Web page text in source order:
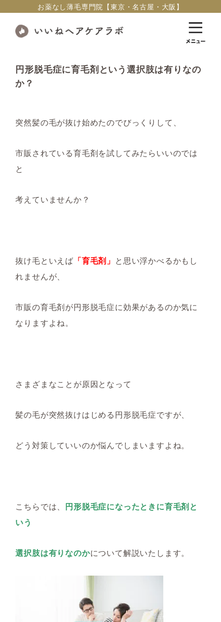
お薬なし薄毛専門院【東京・名古屋・大阪】
円形脱毛症に育毛剤という選択肢は有りなの
か？
突然髪の毛が抜け始めたのでびっくりして 、
市販されている育毛剤を試してみたらいいのでは
と
考えていませんか？
抜け毛といえば 「育毛剤」 と思い浮かべるかもし
れませんが、
市販の育毛剤が円形脱毛症に効果があるのか気に
なりますよね。
さまざまなことが原因となって
髪の毛が突然抜けはじめる円形脱毛症ですが、
どう対策していいのか悩んでしまい ますよね。
こちらでは、 円形脱毛症になったときに育毛剤と
いう
選択肢は有りなのかについて解説いたします。